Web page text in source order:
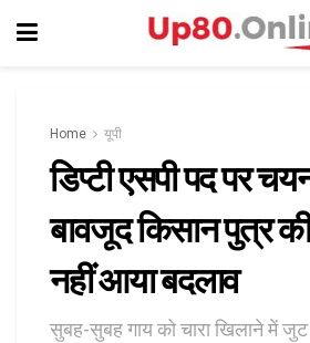
Home यूपी
डिप्टी एसपी पद पर
बावजूद किसान पुत्र की
नहीं आया बदलाव
सुबह-सुबह गाय को चारा खिलाने में